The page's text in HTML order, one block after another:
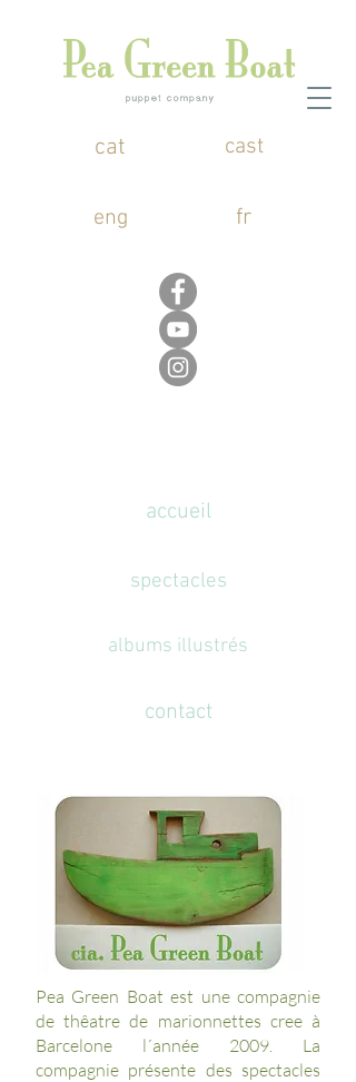
cat cast
eng fr
accueil
spectacles
albums illustrés
contact
Pea Green Boat est une compagnie
de thêatre de marionnettes cree à
Barcelone l´année 2009. La
compagnie présente des spectacles